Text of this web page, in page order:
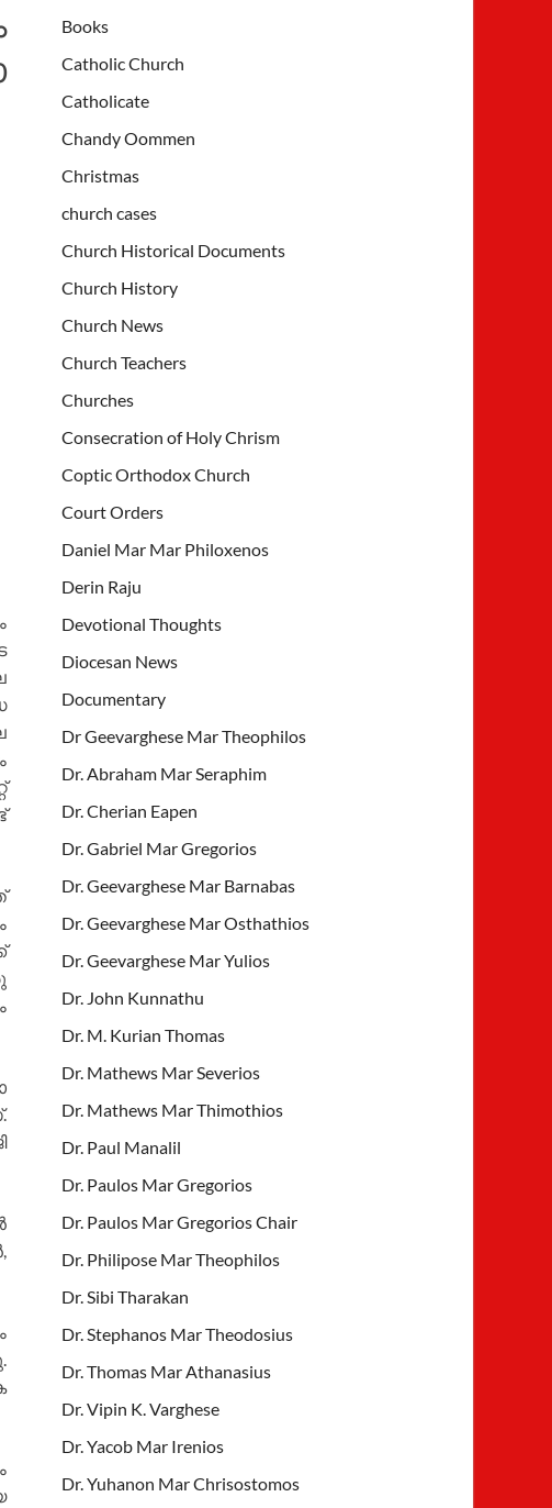
Books
Catholic Church
Catholicate
Chandy Oommen
Christmas
church cases
Church Historical Documents
Church History
Church News
Church Teachers
Churches
Consecration of Holy Chrism
Coptic Orthodox Church
Court Orders
Daniel Mar Mar Philoxenos
Derin Raju
Devotional Thoughts
Diocesan News
Documentary
Dr Geevarghese Mar Theophilos
Dr. Abraham Mar Seraphim
Dr. Cherian Eapen
Dr. Gabriel Mar Gregorios
Dr. Geevarghese Mar Barnabas
Dr. Geevarghese Mar Osthathios
Dr. Geevarghese Mar Yulios
Dr. John Kunnathu
Dr. M. Kurian Thomas
Dr. Mathews Mar Severios
Dr. Mathews Mar Thimothios
Dr. Paul Manalil
Dr. Paulos Mar Gregorios
Dr. Paulos Mar Gregorios Chair
Dr. Philipose Mar Theophilos
Dr. Sibi Tharakan
Dr. Stephanos Mar Theodosius
Dr. Thomas Mar Athanasius
Dr. Vipin K. Varghese
Dr. Yacob Mar Irenios
Dr. Yuhanon Mar Chrisostomos